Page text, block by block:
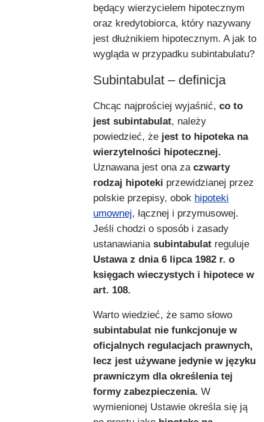
będący wierzycielem hipotecznym
oraz kredytobiorca, który nazywany
jest dłużnikiem hipotecznym. A jak to
wygląda w przypadku subintabulatu?
Subintabulat – definicja
Chcąc najprościej wyjaśnić, co to
jest subintabulat, należy
powiedzieć, że jest to hipoteka na
wierzytelności hipotecznej.
Uznawana jest ona za czwarty
rodzaj hipoteki przewidzianej przez
polskie przepisy, obok hipoteki
umownej, łącznej i przymusowej.
Jeśli chodzi o sposób i zasady
ustanawiania subintabulat reguluje
Ustawa z dnia 6 lipca 1982 r. o
księgach wieczystych i hipotece w
art. 108.
Warto wiedzieć, że samo słowo
subintabulat nie funkcjonuje w
oficjalnych regulacjach prawnych,
lecz jest używane jedynie w języku
prawniczym dla określenia tej
formy zabezpieczenia. W
wymienionej Ustawie określa się ją